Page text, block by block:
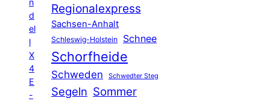
n
d
el
l
X
4
E
-
Regionalexpress
Sachsen-Anhalt
Schleswig-Holstein Schnee
Schorfheide
Schweden Schwedter Steg
Segeln Sommer